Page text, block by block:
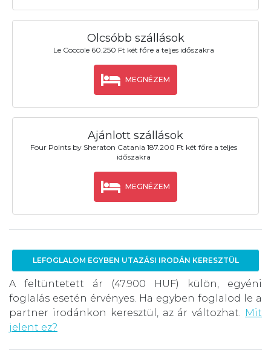
Olcsóbb szállások
Le Coccole 60.250 Ft két főre a teljes időszakra
MEGNÉZEM
Ajánlott szállások
Four Points by Sheraton Catania 187.200 Ft két főre a teljes
időszakra
MEGNÉZEM
LEFOGLALOM EGYBEN UTAZÁSI IRODÁN KERESZTÜL
A feltüntetett ár (47.900 HUF) külön, egyéni
foglalás esetén érvényes. Ha egyben foglalod le a
partner irodánkon keresztül, az ár változhat. Mit
jelent ez?